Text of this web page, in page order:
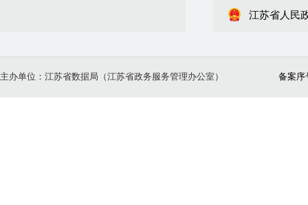
江苏省人民
主办单位：江苏省数据局（江苏省政务服务管理办公室） 备案序